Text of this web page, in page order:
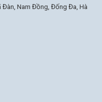
Đàn, Nam Đồng, Đống Đa, Hà